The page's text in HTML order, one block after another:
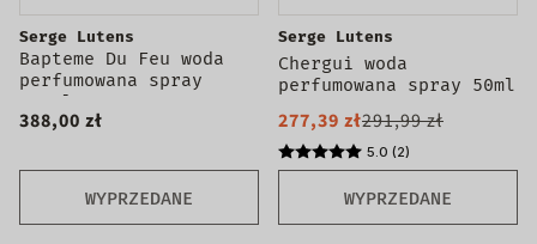
WYPRZEDANE
Serge Lutens
Bapteme Du Feu woda
perfumowana spray
100ml
388,00 zł
WYPRZEDANE
Serge Lutens
Chergui woda
perfumowana spray 50ml
277,39 zł291,99 zł
5.0 (2)